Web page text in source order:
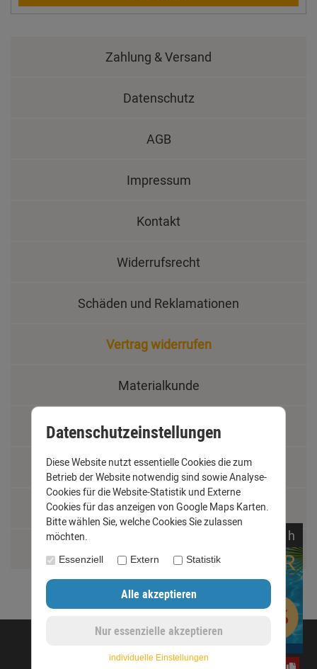
Zahlung & Versand
Datenschutz
AGB
Impressum
Kontakt
Widerrufsrecht
Schäden und Reklamationen
Vertrag widerrufen
Materialkunde
Fachbegriffe
Jobs
Montage und Installationshilfen
©opyright 2020 - www.dachrinnen-shop.de
h
Datenschutzeinstellungen
Diese Website nutzt essentielle Cookies die zum
Betrieb der Website notwendig sind sowie Analyse-
Cookies für die Website-Statistik und Externe
Cookies für das anzeigen von Google Maps Karten.
Bitte wählen Sie, welche Cookies Sie zulassen
möchten.
Essenziell Extern Statistik
individuelle Einstellungen